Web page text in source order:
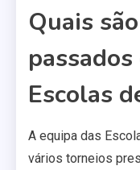
Quais
Escolas
A equipa das
vários torneios